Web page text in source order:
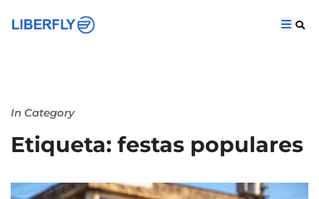
In Category
Etiqueta: festas populares